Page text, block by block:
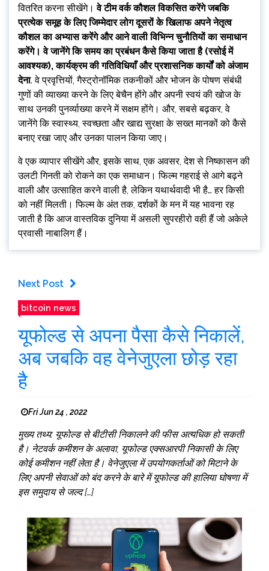
वितरित करना सीखेंगे।वे टीम वर्क कौशल विकसित करेंगे जबकि
प्रत्येक समूह के लिए जिम्मेदार लोग दूसरों के खिलाफ अपने नेतृत्व
कौशल का अभ्यास करेंगे और आने वाली विभिन्न चुनौतियों का समाधान
करेंगे। वे जानेंगे कि समय का प्रबंधन कैसे किया जाता है (रसोई में
आवश्यक), कार्यक्रम की गतिविधियाँ और प्रशासनिक कार्यों को अंजाम
देना. वे प्रवृत्तियों, गैस्ट्रोनॉमिक तकनीकों और भोजन के पोषण संबंधी
गुणों की व्याख्या करने के लिए बेचैन होंगे और अपनी स्वयं की खोज के
साथ उनकी पुनर्व्याख्या करने में सक्षम होंगे। और, सबसे बढ़कर, वे
जानेंगे कि स्वास्थ्य, स्वच्छता और खाद्य सुरक्षा के सख्त मानकों को कैसे
बनाए रखा जाए और उनका पालन किया जाए।
वे एक व्यापार सीखेंगे और, इसके साथ, एक अवसर, देश से निष्कासन की
उलटी गिनती को रोकने का एक समाधान। फिल्म गहराई से आगे बढ़ने
वाली और उत्साहित करने वाली है, लेकिन यथार्थवादी भी है… हर किसी
को नहीं मिलती। फिल्म के अंत तक, दर्शकों के मन में यह भावना रह
जाती है कि आज वास्तविक दुनिया में असली सुपरहीरो वही हैं जो अकेले
प्रवासी नाबालिग हैं।
Next Post
bitcoin news
यूफोल्ड से अपना पैसा कैसे निकालें,
अब जबकि वह वेनेजुएला छोड़ रहा
है
Fri Jun 24 , 2022
मुख्य तथ्य: यूफोल्ड से बीटीसी निकालने की फीस अत्यधिक हो सकती
है। नेटवर्क कमीशन के अलावा, यूफोल्ड एक्सआरपी निकासी के लिए
कोई कमीशन नहीं लेता है। वेनेजुएला में उपयोगकर्ताओं को मिटाने के
लिए अपनी सेवाओं को बंद करने के बारे में यूफोल्ड की हालिया घोषणा में
इस समुदाय से जल्द […]